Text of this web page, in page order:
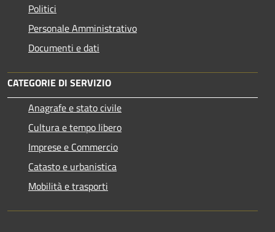
Politici
Personale Amministrativo
Documenti e dati
CATEGORIE DI SERVIZIO
Anagrafe e stato civile
Cultura e tempo libero
Imprese e Commercio
Catasto e urbanistica
Mobilità e trasporti